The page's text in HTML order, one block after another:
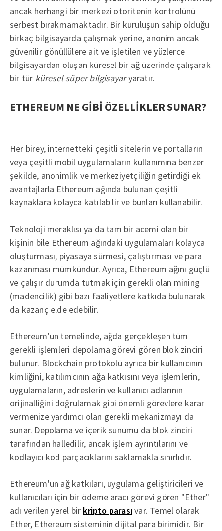
ancak herhangi bir merkezi otoritenin kontrolünü
serbest bırakmamaktadır. Bir kuruluşun sahip olduğu
birkaç bilgisayarda çalışmak yerine, anonim ancak
güvenilir gönüllülere ait ve işletilen ve yüzlerce
bilgisayardan oluşan küresel bir ağ üzerinde çalışarak
bir tür küresel süper bilgisayaryaratır.
ETHEREUM NE GİBİ ÖZELLİKLER SUNAR?
Her birey, internetteki çeşitli sitelerin ve portalların
veya çeşitli mobil uygulamaların kullanımına benzer
şekilde, anonimlik ve merkeziyetçiliğin getirdiği ek
avantajlarla Ethereum ağında bulunan çeşitli
kaynaklara kolayca katılabilir ve bunları kullanabilir.
Teknoloji meraklısı ya da tam bir acemi olan bir
kişinin bile Ethereum ağındaki uygulamaları kolayca
oluşturması, piyasaya sürmesi, çalıştırması ve para
kazanması mümkündür. Ayrıca, Ethereum ağını güçlü
ve çalışır durumda tutmak için gerekli olan mining
(madencilik) gibi bazı faaliyetlere katkıda bulunarak
da kazanç elde edebilir.
Ethereum'un temelinde, ağda gerçekleşen tüm
gerekli işlemleri depolama görevi gören blok zinciri
bulunur. Blockchain protokolü ayrıca bir kullanıcının
kimliğini, katılımcının ağa katkısını veya işlemlerin,
uygulamaların, adreslerin ve kullanıcı adlarının
orijinalliğini doğrulamak gibi önemli görevlere karar
vermenize yardımcı olan gerekli mekanizmayı da
sunar. Depolama ve içerik sunumu da blok zinciri
tarafından halledilir, ancak işlem ayrıntılarını ve
kodlayıcı kod parçacıklarını saklamakla sınırlıdır.
Ethereum'un ağ katkıları, uygulama geliştiricileri ve
kullanıcıları için bir ödeme aracı görevi gören "Ether"
adı verilen yerel bir kripto parasıvar. Temel olarak
Ether, Ethereum sisteminin dijital para birimidir. Bir